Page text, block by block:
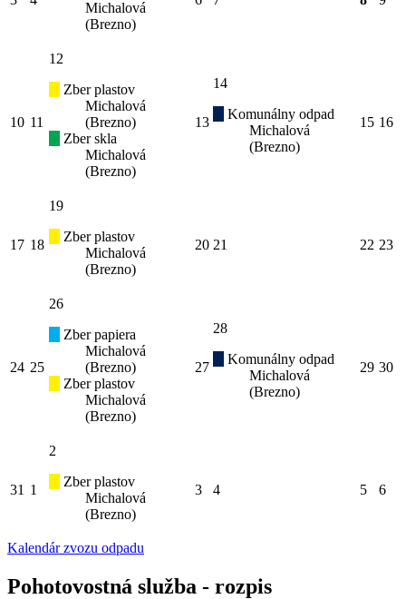
Michalová
(Brezno)
10 11
12
Zber plastov
Michalová
(Brezno)
Zber skla
Michalová
(Brezno)
13
14
Komunálny odpad
Michalová
(Brezno)
15 16
17 18
19
Zber plastov
Michalová
(Brezno)
20 21 22 23
24 25
26
Zber papiera
Michalová
(Brezno)
Zber plastov
Michalová
(Brezno)
27
28
Komunálny odpad
Michalová
(Brezno)
29 30
31 1
2
Zber plastov
Michalová
(Brezno)
3 4 5 6
Kalendár zvozu odpadu
Pohotovostná služba - rozpis